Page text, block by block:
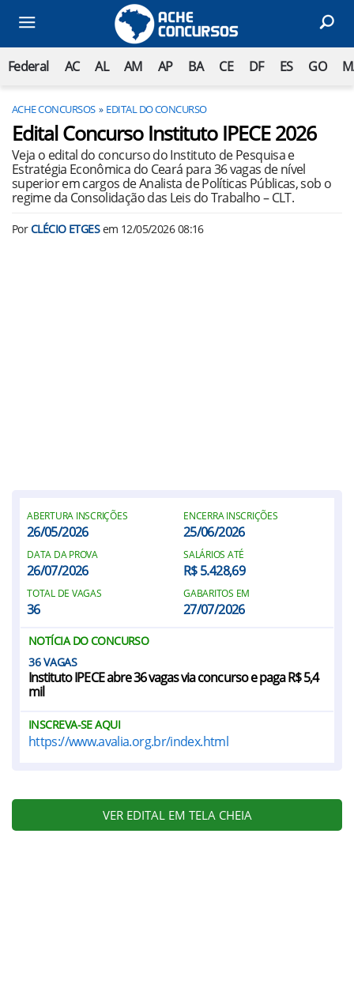
Federal AC AL AM AP BA CE DF ES GO
ACHE CONCURSOS EDITAL DO CONCURSO
Edital Concurso Instituto IPECE 2026
Veja o edital do concurso do Instituto de Pesquisa e
Estratégia Econômica do Ceará para 36 vagas de nível
superior em cargos de Analista de Políticas Públicas, sob o
regime da Consolidação das Leis do Trabalho – CLT.
PorCLÉCIO ETGESem 12/05/2026 08:16
ABERTURA INSCRIÇÕES
26/05/2026
ENCERRA INSCRIÇÕES
25/06/2026
DATA DA PROVA
26/07/2026
SALÁRIOS ATÉ
R$ 5.428,69
TOTAL DE VAGAS
36
GABARITOS EM
27/07/2026
NOTÍCIA DO CONCURSO
36
Instituto IPECE abre 36 vagas via concurso e paga R$ 5,4
mil
INSCREVA-SE AQUI
https://www.avalia.org.br/index.html
VER EDITAL EM TELA CHEIA